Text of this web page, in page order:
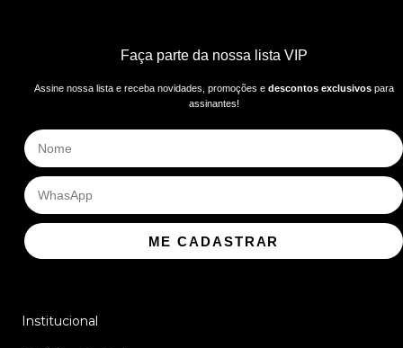
Faça parte da nossa lista VIP
Assine nossa lista e receba novidades, promoções e descontos exclusivospara
assinantes!
ME CADASTRAR
Institucional